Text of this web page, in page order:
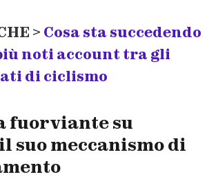
> Cosa sta succedendo
noti account tra gli
di ciclismo
fuorviante su
suo meccanismo di